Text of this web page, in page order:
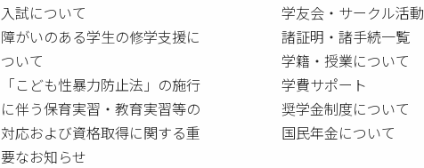
入試について
障がいのある学生の修学支援に
ついて
「こども性暴力防止法」の施行
に伴う保育実習・教育実習等の
対応および資格取得に関する重
要なお知らせ
学友会・サークル活動
諸証明・諸手続一覧
学籍・授業について
学費サポート
奨学金制度について
国民年金について